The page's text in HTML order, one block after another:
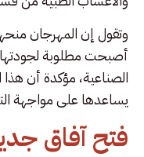
وتقول إن المهرجان
أصبحت مطلوبة لجودتها
الصناعية، مؤكدة أن
يساعدها على مواجهة
فتح آفاق